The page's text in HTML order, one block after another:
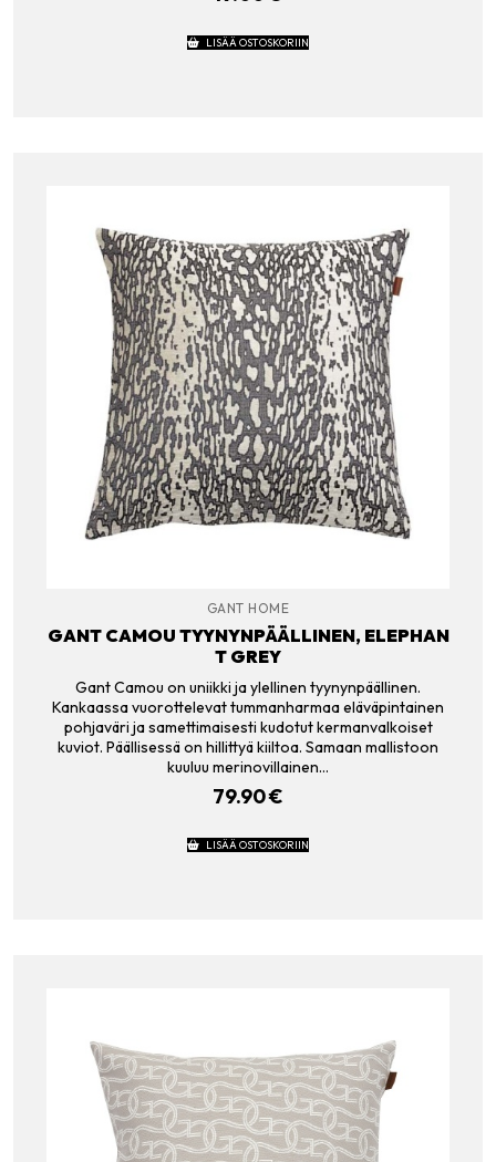
LISÄÄ OSTOSKORIIN
GANT HOME
GANT CAMOU TYYNYNPÄÄLLINEN, ELEPHAN
T GREY
Gant Camou on uniikki ja ylellinen tyynynpäällinen.
Kankaassa vuorottelevat tummanharmaa eläväpintainen
pohjaväri ja samettimaisesti kudotut kermanvalkoiset
kuviot. Päällisessä on hillittyä kiiltoa. Samaan mallistoon
kuuluu merinovillainen…
79.90€
LISÄÄ OSTOSKORIIN